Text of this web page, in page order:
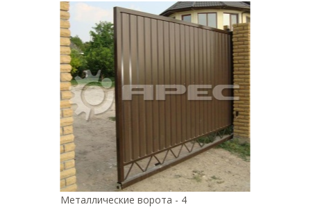
Металлические ворота - 4